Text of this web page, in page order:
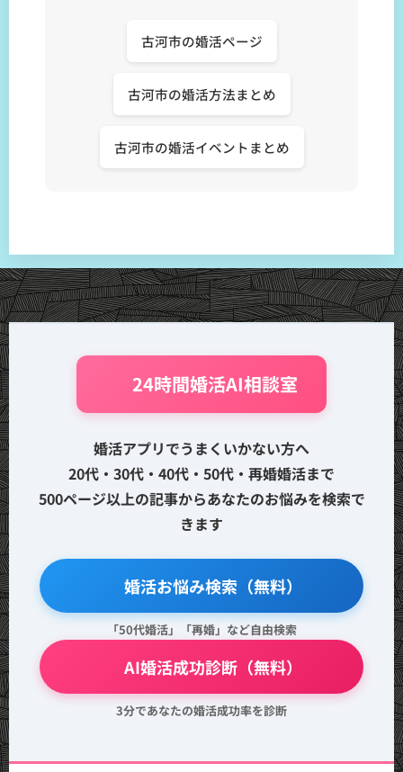
古河市の婚活ページ
古河市の婚活方法まとめ
古河市の婚活イベントまとめ
🤖 24時間婚活AI相談室
婚活アプリでうまくいかない方へ
20代・30代・40代・50代・再婚婚活まで
500ページ以上の記事からあなたのお悩みを検索で
きます
🔍 婚活お悩み検索（無料）
「50代婚活」「再婚」など自由検索
💖 AI婚活成功診断（無料）
3分であなたの婚活成功率を診断